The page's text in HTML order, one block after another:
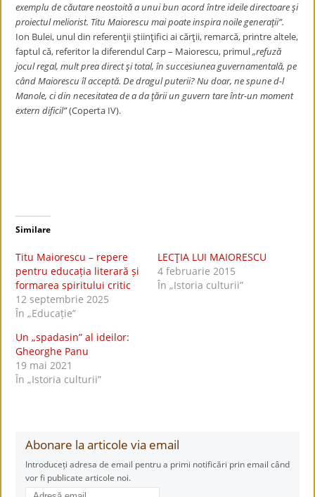
exemplu de căutare neostoită a unui bun acord între ideile directoare şi
proiectul meliorist. Titu Maiorescu mai poate inspira noile generaţii”.
Ion Bulei, unul din referenţii ştiinţifici ai cărţii, remarcă, printre altele,
faptul că, referitor la diferendul Carp – Maiorescu, primul„refuză
jocul regal, mult prea direct şi total, în succesiunea guvernamentală, pe
când Maiorescu îl acceptă. De dragul puterii? Nu doar, ne spune d-l
Manole, ci din necesitatea de a da ţării un guvern tare într-un moment
extern dificil”(Coperta IV).
Similare
Titu Maiorescu – repere
pentru educația literară și
formarea spiritului critic
12 septembrie 2025
În „Educație”
LECŢIA LUI MAIORESCU
4 februarie 2015
În „Istoria culturii”
Un „spadasin” al ideilor:
Gheorghe Panu
19 mai 2021
În „Istoria culturii”
Abonare la articole via email
Introduceți adresa de email pentru a primi notificări prin email când
vor fi publicate articole noi.
Adresă